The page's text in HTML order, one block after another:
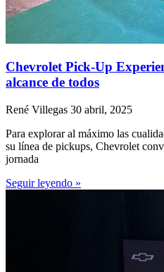
Chevrolet Pick-Up
alcance de todos
René Villegas 30 abril, 2025
Para explorar al máximo las
su línea de pickups, Chevrolet
jornada
Seguir leyendo »